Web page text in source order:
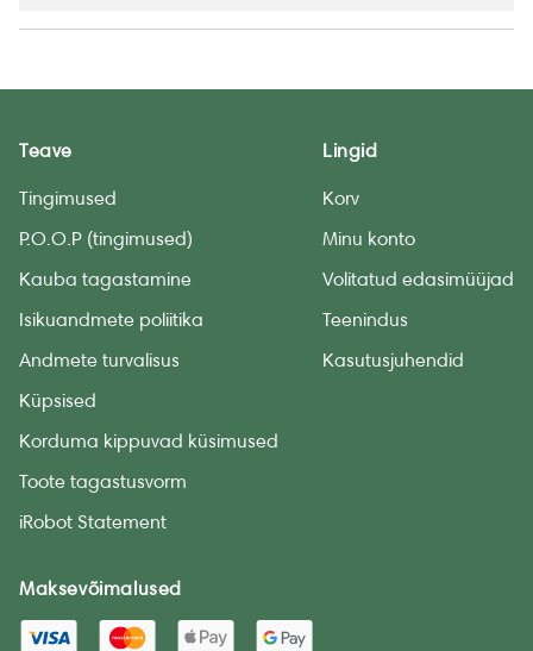
Teave
Tingimused
P.O.O.P (tingimused)
Kauba tagastamine
Isikuandmete poliitika
Andmete turvalisus
Küpsised
Korduma kippuvad küsimused
Toote tagastusvorm
iRobot Statement
Lingid
Korv
Minu konto
Volitatud edasimüüjad
Teenindus
Kasutusjuhendid
Maksevõimalused